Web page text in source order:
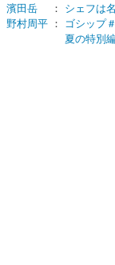
濱田岳
： シェフは
野村周平 ： ゴシップ
夏の特別